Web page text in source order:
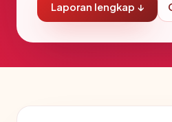
Laporan lengkap ↓